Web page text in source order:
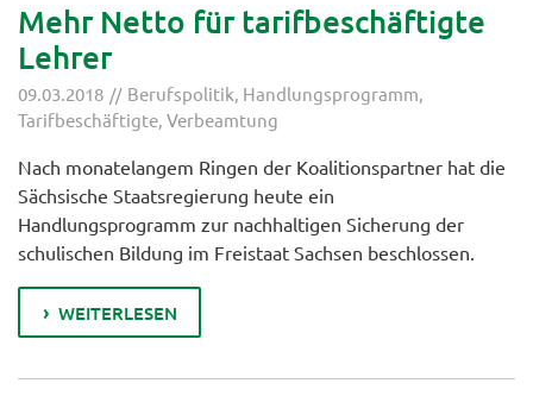
Mehr Netto für tarifbeschäftigte
Lehrer
09.03.2018 Berufspolitik, Handlungsprogramm,
Tarifbeschäftigte, Verbeamtung
Nach monatelangem Ringen der Koalitionspartner hat die
Sächsische Staatsregierung heute ein
Handlungsprogramm zur nachhaltigen Sicherung der
schulischen Bildung im Freistaat Sachsen beschlossen.
WEITERLESEN